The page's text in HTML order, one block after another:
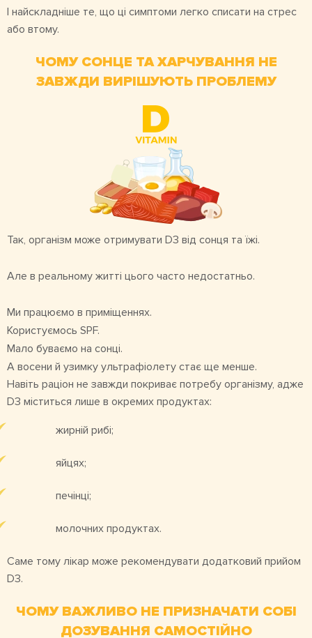
І найскладніше те, що ці симптоми легко списати на стрес
або втому.
ЧОМУ СОНЦЕ ТА ХАРЧУВАННЯ НЕ
ЗАВЖДИ ВИРІШУЮТЬ ПРОБЛЕМУ
Так, організм може отримувати D3 від сонця та їжі.
Але в реальному житті цього часто недостатньо.
Ми працюємо в приміщеннях.
Користуємось SPF.
Мало буваємо на сонці.
А восени й узимку ультрафіолету стає ще менше.
Навіть раціон не завжди покриває потребу організму, адже
D3 міститься лише в окремих продуктах:
жирній рибі;
яйцях;
печінці;
молочних продуктах.
Саме тому лікар може рекомендувати додатковий прийом
D3.
ЧОМУ ВАЖЛИВО НЕ ПРИЗНАЧАТИ СОБІ
ДОЗУВАННЯ САМОСТІЙНО